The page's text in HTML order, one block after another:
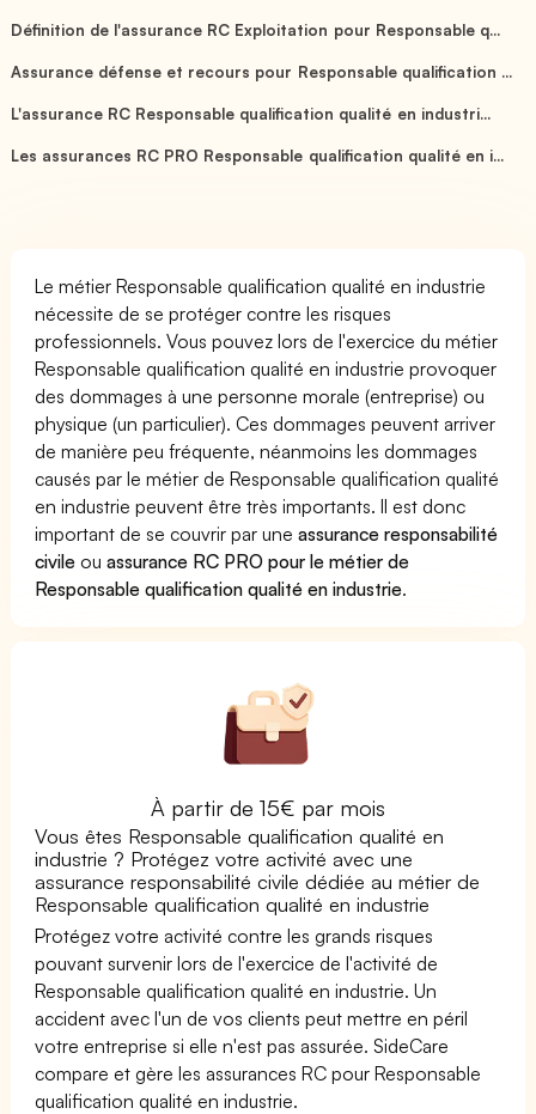
Définition de l'assurance RC Exploitation pour Responsable q...
Assurance défense et recours pour Responsable qualification ...
L'assurance RC Responsable qualification qualité en industri...
Les assurances RC PRO Responsable qualification qualité en i...
Le métier Responsable qualification qualité en industrie
nécessite de se protéger contre les risques
professionnels. Vous pouvez lors de l'exercice du métier
Responsable qualification qualité en industrie provoquer
des dommages à une personne morale (entreprise) ou
physique (un particulier). Ces dommages peuvent arriver
de manière peu fréquente, néanmoins les dommages
causés par le métier de Responsable qualification qualité
en industrie peuvent être très importants. Il est donc
important de se couvrir par uneassurance responsabilité
civile ouassurance RC PRO pour le métier de
Responsable qualification qualité en industrie.
À partir de 15€ par mois
Vous êtes Responsable qualification qualité en
industrie ? Protégez votre activité avec une
assurance responsabilité civile dédiée au métier de
Responsable qualification qualité en industrie
Protégez votre activité contre les grands risques
pouvant survenir lors de l'exercice de l'activité de
Responsable qualification qualité en industrie. Un
accident avec l'un de vos clients peut mettre en péril
votre entreprise si elle n'est pas assurée. SideCare
compare et gère les assurances RC pour Responsable
qualification qualité en industrie.